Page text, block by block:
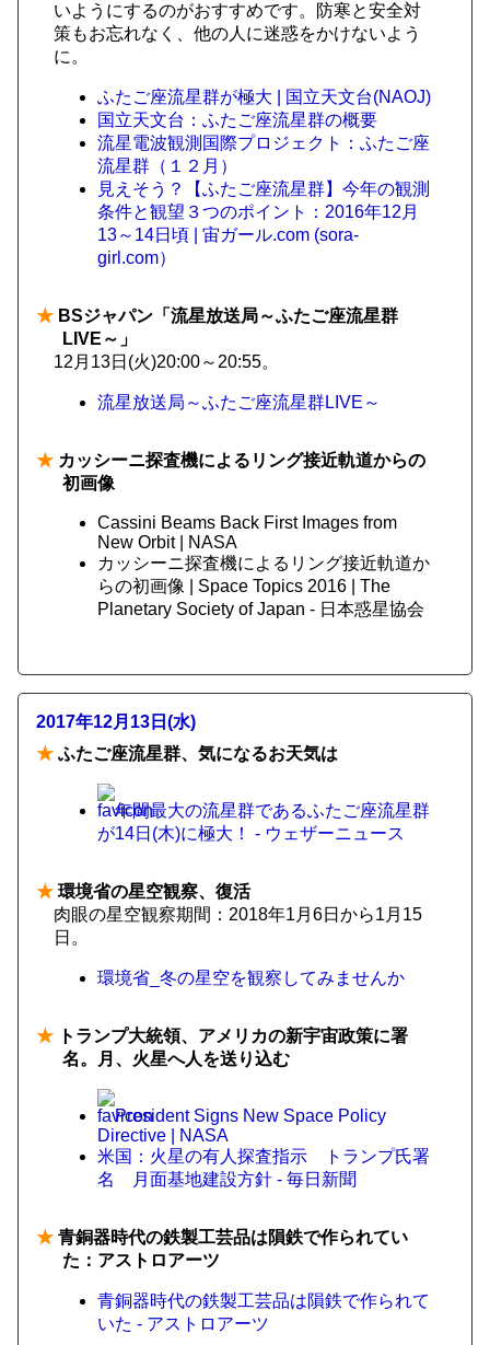
いようにするのがおすすめです。防寒と安全対
策もお忘れなく、他の人に迷惑をかけないよう
に。
ふたご座流星群が極大 | 国立天文台(NAOJ)
国立天文台：ふたご座流星群の概要
流星電波観測国際プロジェクト：ふたご座
流星群（１２月）
見えそう？【ふたご座流星群】今年の観測
条件と観望３つのポイント：2016年12月
13～14日頃 | 宙ガール.com (sora-
girl.com）
★ BSジャパン「流星放送局～ふたご座流星群
LIVE～」
12月13日(火)20:00～20:55。
流星放送局～ふたご座流星群LIVE～
★ カッシーニ探査機によるリング接近軌道からの
初画像
Cassini Beams Back First Images from
New Orbit | NASA
カッシーニ探査機によるリング接近軌道か
らの初画像 | Space Topics 2016 | The
Planetary Society of Japan - 日本惑星協会
2017年12月13日(水)
★ ふたご座流星群、気になるお天気は
年間最大の流星群であるふたご座流星群
が14日(木)に極大！ - ウェザーニュース
★ 環境省の星空観察、復活
肉眼の星空観察期間：2018年1月6日から1月15
日。
環境省_冬の星空を観察してみませんか
★ トランプ大統領、アメリカの新宇宙政策に署
名。月、火星へ人を送り込む
President Signs New Space Policy
Directive | NASA
米国：火星の有人探査指示 トランプ氏署
名 月面基地建設方針 - 毎日新聞
★ 青銅器時代の鉄製工芸品は隕鉄で作られてい
た：アストロアーツ
青銅器時代の鉄製工芸品は隕鉄で作られて
いた - アストロアーツ